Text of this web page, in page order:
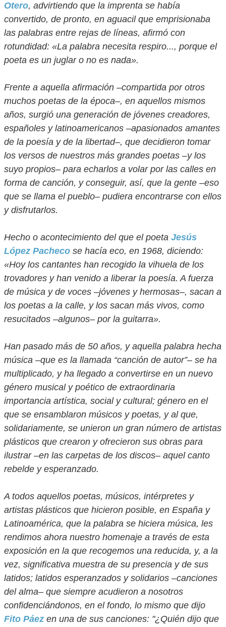
Otero, advirtiendo que la imprenta se había
convertido, de pronto, en aguacil que emprisionaba
las palabras entre rejas de líneas, afirmó con
rotundidad: «La palabra necesita respiro..., porque el
poeta es un juglar o no es nada».
Frente a aquella afirmación –compartida por otros
muchos poetas de la época–, en aquellos mismos
años, surgió una generación de jóvenes creadores,
españoles y latinoamericanos –apasionados amantes
de la poesía y de la libertad–, que decidieron tomar
los versos de nuestros más grandes poetas –y los
suyo propios– para echarlos a volar por las calles en
forma de canción, y conseguir, así, que la gente –eso
que se llama el pueblo– pudiera encontrarse con ellos
y disfrutarlos.
Hecho o acontecimiento del que el poeta Jesús
López Pacheco se hacía eco, en 1968, diciendo:
«Hoy los cantantes han recogido la vihuela de los
trovadores y han venido a liberar la poesía. A fuerza
de música y de voces –jóvenes y hermosas–, sacan a
los poetas a la calle, y los sacan más vivos, como
resucitados –algunos– por la guitarra».
Han pasado más de 50 años, y aquella palabra hecha
música –que es la llamada “canción de autor”– se ha
multiplicado, y ha llegado a convertirse en un nuevo
género musical y poético de extraordinaria
importancia artística, social y cultural; género en el
que se ensamblaron músicos y poetas, y al que,
solidariamente, se unieron un gran número de artistas
plásticos que crearon y ofrecieron sus obras para
ilustrar –en las carpetas de los discos– aquel canto
rebelde y esperanzado.
A todos aquellos poetas, músicos, intérpretes y
artistas plásticos que hicieron posible, en España y
Latinoamérica, que la palabra se hiciera música, les
rendimos ahora nuestro homenaje a través de esta
exposición en la que recogemos una reducida, y, a la
vez, significativa muestra de su presencia y de sus
latidos; latidos esperanzados y solidarios –canciones
del alma– que siempre acudieron a nosotros
confidenciándonos, en el fondo, lo mismo que dijo
Fito Páez en una de sus canciones: "¿Quién dijo que